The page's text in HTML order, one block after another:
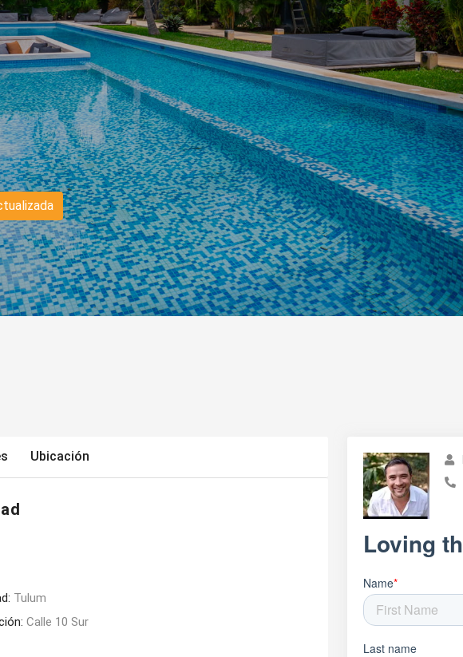
Ubicación
Tulum
Calle 10 Sur